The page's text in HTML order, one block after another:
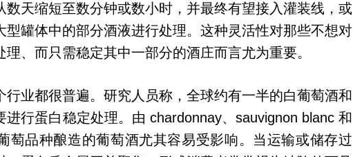
数天缩短至数分钟或数小时，并最终有望接入灌装线，或
型罐体中的部分酒液进行处理。这种灵活性对那些不想对
理、而只需稳定其中一部分的酒庄而言尤为重要。
行业都很普遍。研究人员称，全球约有一半的白葡萄酒和
进行蛋白稳定处理。由 chardonnay、sauvignon blanc 和
萄品种酿造的葡萄酒尤其容易受影响。当运输或储存过